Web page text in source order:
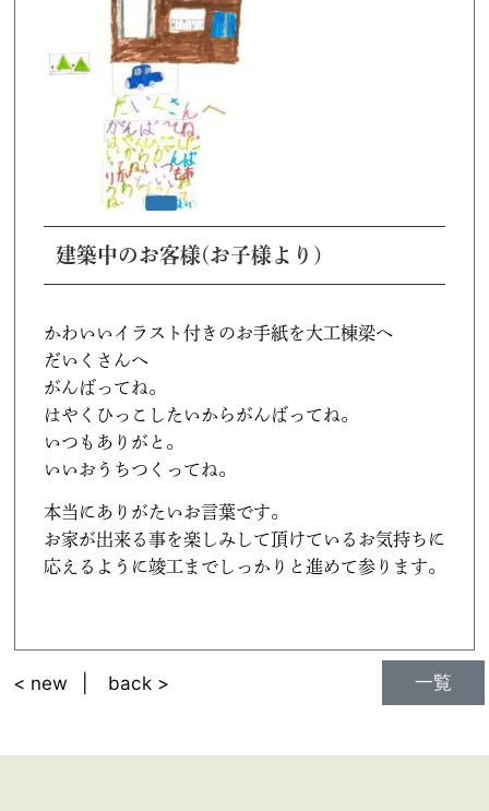
建築中のお客様(お子様より)
かわいいイラスト付きのお手紙を大工棟梁へ
だいくさんへ
がんばってね。
はやくひっこしたいからがんばってね。
いつもありがと。
いいおうちつくってね。
本当にありがたいお言葉です。
お家が出来る事を楽しみして頂けているお気持ちに
応えるように竣工までしっかりと進めて参ります。
一覧
< new back >